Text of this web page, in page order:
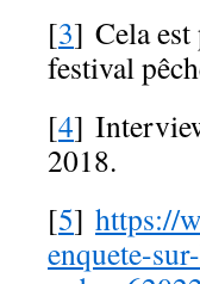
[3] Cela
festival
[4]
2018.
[5] https://
enquete-